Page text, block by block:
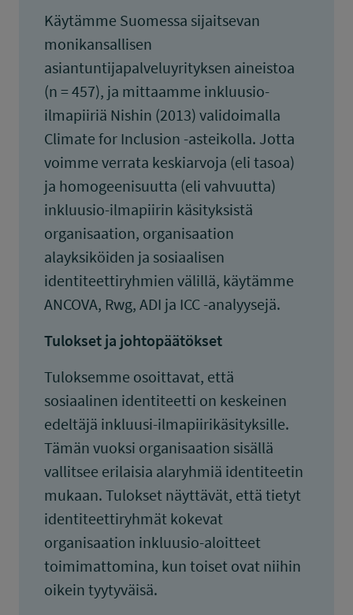
Käytämme Suomessa sijaitsevan
monikansallisen
asiantuntijapalveluyrityksen aineistoa
(n = 457), ja mittaamme inkluusio-
ilmapiiriä Nishin (2013) validoimalla
Climate for Inclusion -asteikolla. Jotta
voimme verrata keskiarvoja (eli tasoa)
ja homogeenisuutta (eli vahvuutta)
inkluusio-ilmapiirin käsityksistä
organisaation, organisaation
alayksiköiden ja sosiaalisen
identiteettiryhmien välillä, käytämme
ANCOVA, Rwg, ADI ja ICC -analyysejä.
Tulokset ja johtopäätökset
Tuloksemme osoittavat, että
sosiaalinen identiteetti on keskeinen
edeltäjä inkluusi-ilmapiirikäsityksille.
Tämän vuoksi organisaation sisällä
vallitsee erilaisia ​​alaryhmiä identiteetin
mukaan. Tulokset näyttävät, että tietyt
identiteettiryhmät kokevat
organisaation inkluusio-aloitteet
toimimattomina, kun toiset ovat niihin
oikein tyytyväisä.